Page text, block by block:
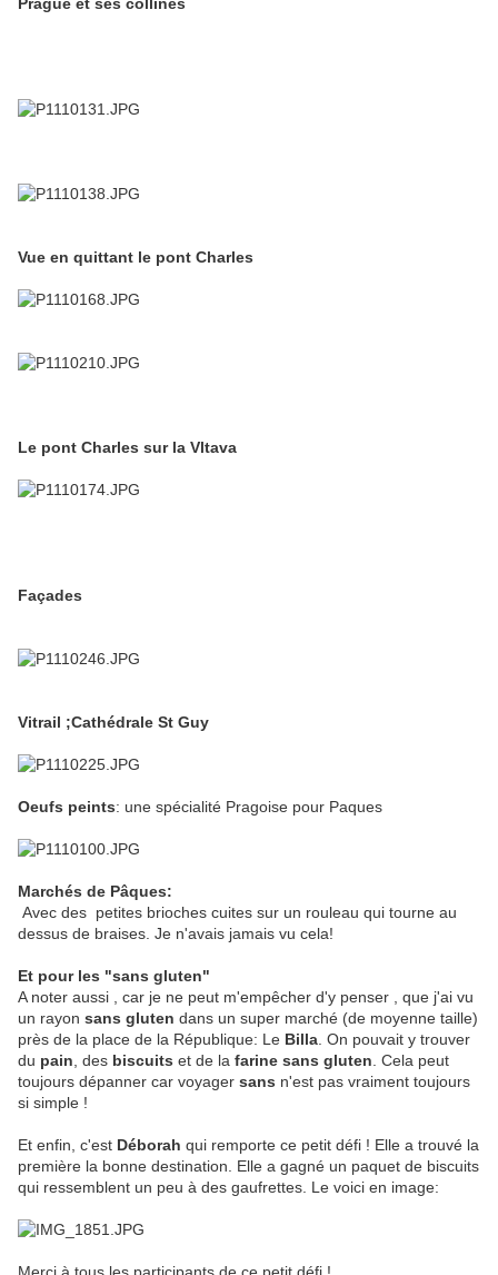
Vue en quittant le pont Charles
Le pont Charles sur la Vltava
Façades
Vitrail ;Cathédrale St Guy
Oeufs peints: une spécialité Pragoise pour Paques
Marchés de Pâques:
Avec des petites brioches cuites sur un rouleau qui tourne au
dessus de braises. Je n'avais jamais vu cela!
Et pour les "sans gluten"
A noter aussi , car je ne peut m'empêcher d'y penser , que j'ai vu
un rayon sans gluten dans un super marché (de moyenne taille)
près de la place de la République: Le Billa . On pouvait y trouver
du pain , des biscuits et de la farine sans gluten . Cela peut
toujours dépanner car voyager sans n'est pas vraiment toujours
si simple !
Et enfin, c'est Déborah qui remporte ce petit défi ! Elle a trouvé la
première la bonne destination. Elle a gagné un paquet de biscuits
qui ressemblent un peu à des gaufrettes. Le voici en image: